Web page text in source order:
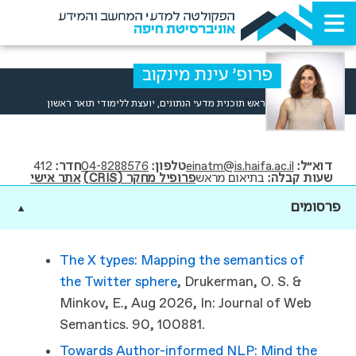
הפקולטה למדעי המחשב והמידע
אוניברסיטת חיפה
פרופ' עינת מינקוב
ראש תוכנית מדעי הנתונים, יועצת ללימודי תואר ראשון
דוא"ל einatm@is.haifa.ac.ilטלפון 04-8288576חדר 412
שעות קבלה בתיאום מראשפרופיל מחקר (CRIS) אתר אישי
פרסומים ▼
The X types: Mapping the semantics of
the Twitter sphere, Drukerman, O. S. &
Minkov, E., Aug 2026, In: Journal of Web
Semantics. 90, 100881.
Towards Author-informed NLP: Mind the